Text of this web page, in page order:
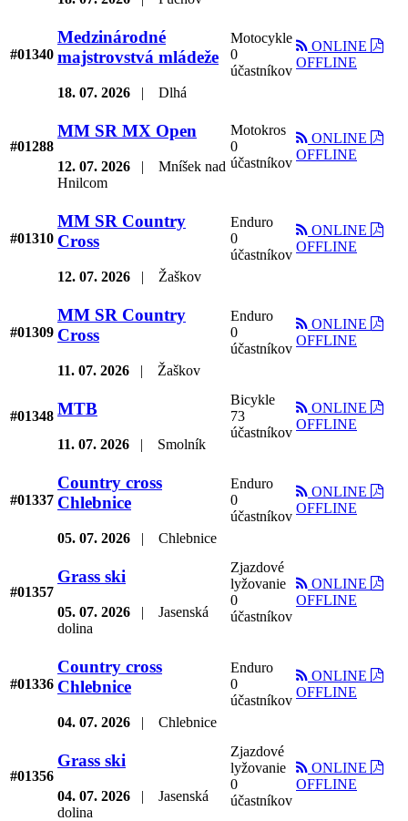
#01340
Medzinárodné
majstrovstvá mládeže
18. 07. 2026 | Dlhá
Motocykle
0
účastníkov
ONLINE
OFFLINE
#01288
MM SR MX Open
12. 07. 2026 |
Mníšek nad
Hnilcom
Motokros
0
účastníkov
ONLINE
OFFLINE
#01310
MM SR Country
Cross
12. 07. 2026 | Žaškov
Enduro
0
účastníkov
ONLINE
OFFLINE
#01309
MM SR Country
Cross
11. 07. 2026 | Žaškov
Enduro
0
účastníkov
ONLINE
OFFLINE
#01348 MTB
11. 07. 2026 | Smolník
Bicykle
73
účastníkov
ONLINE
OFFLINE
#01337
Country cross
Chlebnice
05. 07. 2026 | Chlebnice
Enduro
0
účastníkov
ONLINE
OFFLINE
#01357
Grass ski
05. 07. 2026 |
Jasenská
dolina
Zjazdové
lyžovanie
0
účastníkov
ONLINE
OFFLINE
#01336
Country cross
Chlebnice
04. 07. 2026 | Chlebnice
Enduro
0
účastníkov
ONLINE
OFFLINE
#01356
Grass ski
04. 07. 2026 |
Jasenská
dolina
Zjazdové
lyžovanie
0
účastníkov
ONLINE
OFFLINE